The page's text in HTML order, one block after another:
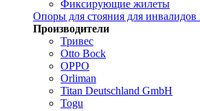
Фиксирующие жилеты
Опоры для стояния для
Производители
Тривес
Otto Bock
OPPO
Orliman
Titan Deutschland GmbH
Togu